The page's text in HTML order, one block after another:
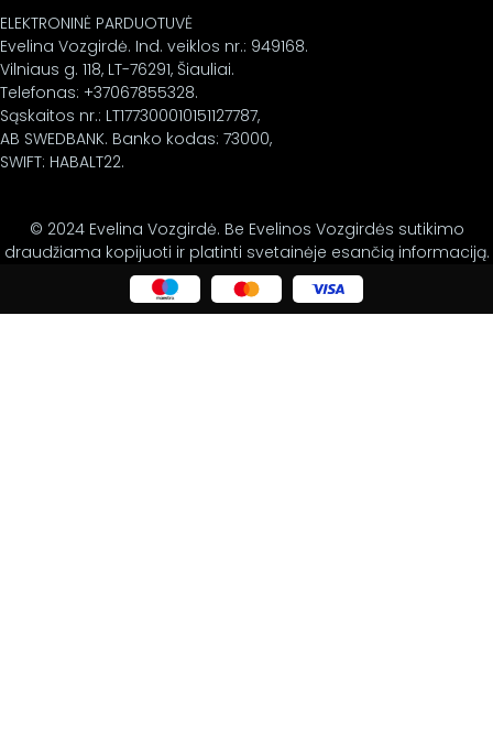
ELEKTRONINĖ PARDUOTUVĖ
Evelina Vozgirdė. Ind. veiklos nr.: 949168.
Vilniaus g. 118, LT-76291, Šiauliai.
Telefonas: +37067855328.
Sąskaitos nr.: LT177300010151127787,
AB SWEDBANK. Banko kodas: 73000,
SWIFT: HABALT22.
© 2024 Evelina Vozgirdė. Be Evelinos Vozgirdės sutikimo
draudžiama kopijuoti ir platinti svetainėje esančią informaciją.